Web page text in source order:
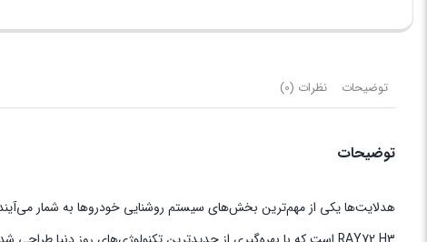
توضیحات نظرات (0)
توضیحات